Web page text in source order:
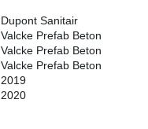
Dupont Sanitair
Valcke Prefab Beton
Valcke Prefab Beton
Valcke Prefab Beton
2019
2020